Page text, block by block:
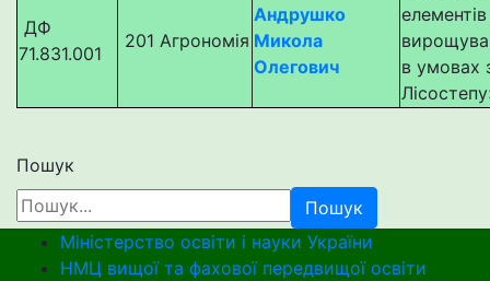
ДФ
71.831.001
201 Агрономія
Андрушко
Микола
Олегович
елементів
в умовах
Пошук
Пошук
Міністерство освіти і науки України
НМЦ вищої та фахової передвищої освіти